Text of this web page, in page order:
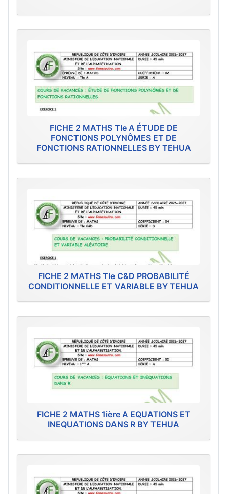
FICHE 2 MATHS Tle A ÉTUDE DE
FONCTIONS POLYNÔMES ET DE
FONCTIONS RATIONNELLES BY TEHUA
FICHE 2 MATHS Tle C&D PROBABILITÉ
CONDITIONNELLE ET VARIABLE BY TEHUA
FICHE 2 MATHS 1ière A EQUATIONS ET
INEQUATIONS DANS R BY TEHUA